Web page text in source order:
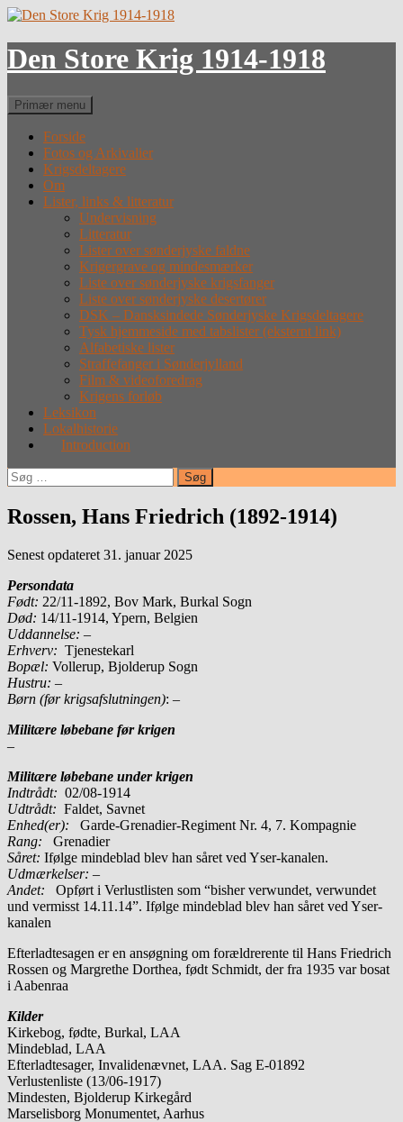
Hop
indhold
Den Store Krig 1914-1918
Søg
Primær menu
Forside
Fotos og Arkivalier
Krigsdeltagere
Om
Lister, links & litteratur
Undervisning
Litteratur
Lister over sønderjyske faldne
Krigergrave og mindesmærker
Liste over sønderjyske krigsfanger
Liste over sønderjyske desertører
DSK – Dansksindede Sønderjyske Krigsdeltagere
Tysk hjemmeside med tabslister (eksternt link)
Alfabetiske lister
Straffefanger i Sønderjylland
Film & videoforedrag
Krigens forløb
Leksikon
Lokalhistorie
Introduction
Søg
efter:
Rossen, Hans Friedrich (1892-1914)
Senest opdateret 31. januar 2025
Persondata
Født: 22/11-1892, Bov Mark, Burkal Sogn
Død: 14/11-1914, Ypern, Belgien
Uddannelse: –
Erhverv: Tjenestekarl
Bopæl: Vollerup, Bjolderup Sogn
Hustru: –
Børn (før krigsafslutningen): –
Militære løbebane før krigen
–
Militære løbebane under krigen
Indtrådt: 02/08-1914
Udtrådt: Faldet, Savnet
Enhed(er):
Garde-Grenadier-Regiment Nr. 4, 7. Kompagnie
Rang: Grenadier
Såret: Ifølge mindeblad blev han såret ved Yser-kanalen.
Udmærkelser: –
Andet: Opført i Verlustlisten som “bisher verwundet, verwundet
und vermisst 14.11.14”. Ifølge mindeblad blev han såret ved Yser-
kanalen
Efterladtesagen er en ansøgning om forældrerente til Hans Friedrich
Rossen og Margrethe Dorthea, født Schmidt, der fra 1935 var bosat
i Aabenraa
Kilder
Kirkebog, fødte, Burkal, LAA
Mindeblad, LAA
Efterladtesager, Invalidenævnet, LAA. Sag E-01892
Verlustenliste (13/06-1917)
Mindesten, Bjolderup Kirkegård
Marselisborg Monumentet, Aarhus